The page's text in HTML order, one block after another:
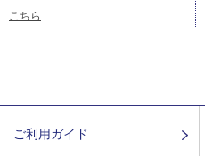
こちら
ご利用ガイド